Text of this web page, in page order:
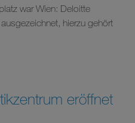
war Wien: Deloitte
hierzu gehört
eröffnet